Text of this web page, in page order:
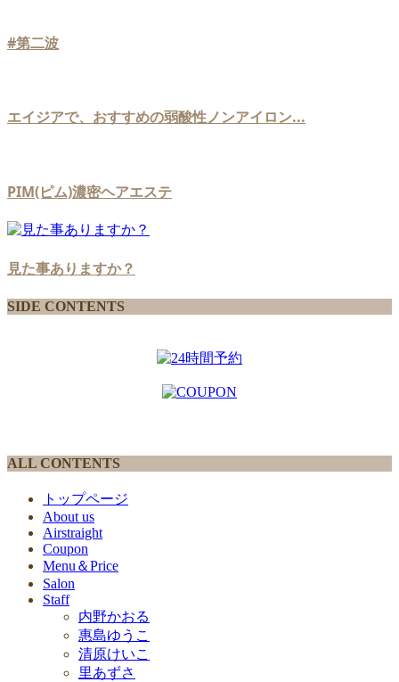
#第二波
エイジアで、おすすめの弱酸性ノンアイロン...
PIM(ピム)濃密ヘアエステ
見た事ありますか？
SIDE CONTENTS
ALL CONTENTS
トップページ
About us
Airstraight
Coupon
Menu＆Price
Salon
Staff
内野かおる
惠島ゆうこ
清原けいこ
里あずさ